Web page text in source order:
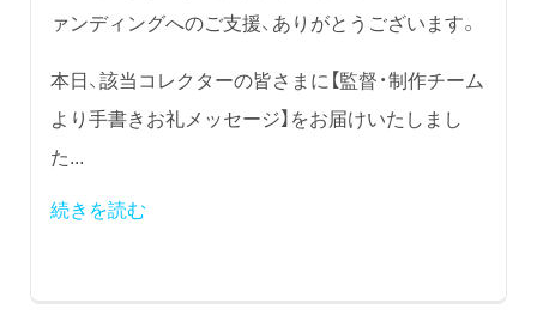
ァンディングへのご支援、ありがとうございます。
本日、該当コレクターの皆さまに【監督・制作チーム
より手書きお礼メッセージ】をお届けいたしまし
た...
続きを読む